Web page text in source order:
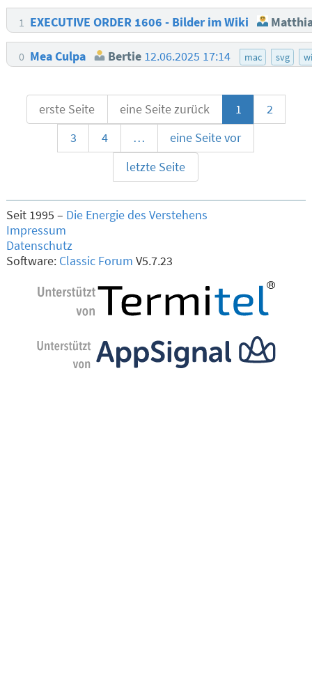
1 EXECUTIVE ORDER 1606 - Bilder im Wiki
0 Mea Culpa Bertie 12.06.2025 17:14 mac svg
erste Seite eine Seite zurück 1
2
3
4 …
eine Seite vor
letzte Seite
Seit 1995 – Die Energie des Verstehens
Impressum
Datenschutz
Software: Classic Forum V5.7.23